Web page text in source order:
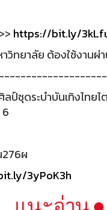
https://bit.ly/
ทยาลัย ต้องใช้งานผ่า
ป์ชุดระบำบันเทิงไท
276ผ
3yPoK3h